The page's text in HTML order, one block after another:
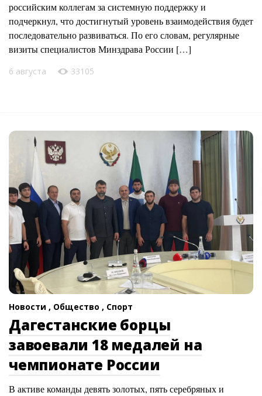
российским коллегам за системную поддержку и
подчеркнул, что достигнутый уровень взаимодействия будет
последовательно развиваться. По его словам, регулярные
визиты специалистов Минздрава России […]
6 августа 33105
Новости , Общество , Спорт
Дагестанские борцы
завоевали 18 медалей на
чемпионате России
В активе команды девять золотых, пять серебряных и